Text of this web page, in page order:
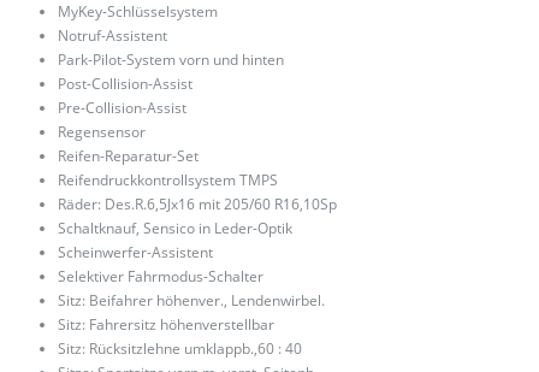
MyKey-Schlüsselsystem
Notruf-Assistent
Park-Pilot-System vorn und hinten
Post-Collision-Assist
Pre-Collision-Assist
Regensensor
Reifen-Reparatur-Set
Reifendruckkontrollsystem TMPS
Räder: Des.R.6,5Jx16 mit 205/60 R16,10Sp
Schaltknauf, Sensico in Leder-Optik
Scheinwerfer-Assistent
Selektiver Fahrmodus-Schalter
Sitz: Beifahrer höhenver., Lendenwirbel.
Sitz: Fahrersitz höhenverstellbar
Sitz: Rücksitzlehne umklappb.,60 : 40